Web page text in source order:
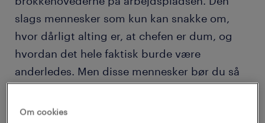
slags mennesker som kun kan snakke om,
hvor dårligt alting er, at chefen er dum, og
hvordan det hele faktisk burde være
anderledes. Men disse mennesker bør du så
have en negativ afsmitning på din karriere.
Om cookies